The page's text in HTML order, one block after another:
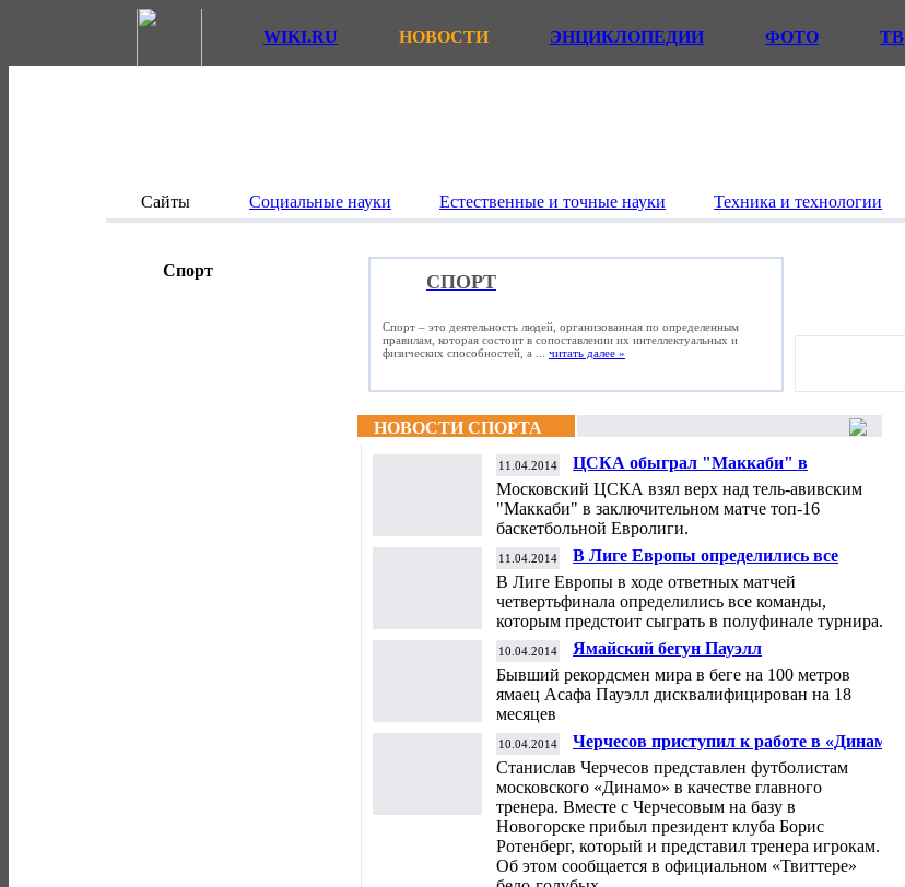
WIKI.RU НОВОСТИ ЭНЦИКЛОПЕДИИ ФОТО ТВ
Сайты Социальные науки Естественные и точные науки Техника и технологии
Спорт
СПОРТ
Спорт – это деятельность людей, организованная по определенным
правилам, которая состоит в сопоставлении их интеллектуальных и
физических способностей, а ... читать далее »
НОВОСТИ СПОРТА
11.04.2014
ЦСКА обыграл "Маккаби" в
заключительном матче топ-16
баскетбольной Евролиги
Московский ЦСКА взял верх над тель-авивским
"Маккаби" в заключительном матче топ-16
баскетбольной Евролиги.
11.04.2014
В Лиге Европы определились все
В Лиге Европы в ходе ответных матчей
четвертьфинала определились все команды,
которым предстоит сыграть в полуфинале турнира.
10.04.2014
Ямайский бегун Пауэлл
дисквалифицирован за применение
допинга
Бывший рекордсмен мира в беге на 100 метров
ямаец Асафа Пауэлл дисквалифицирован на 18
месяцев
10.04.2014
Черчесов приступил к работе в «Динамо»
Станислав Черчесов представлен футболистам
московского «Динамо» в качестве главного
тренера. Вместе с Черчесовым на базу в
Новогорске прибыл президент клуба Борис
Ротенберг, который и представил тренера игрокам.
Об этом сообщается в официальном «Твиттере»